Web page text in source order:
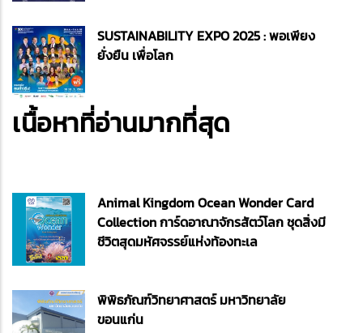
SUSTAINABILITY EXPO 2025 : พอเพียง
ยั่งยืน เพื่อโลก
เนื้อหาที่อ่านมากที่สุด
Animal Kingdom Ocean Wonder Card
Collection การ์ดอาณาจักรสัตว์โลก ชุดสิ่งมี
ชีวิตสุดมหัศจรรย์แห่งท้องทะเล
พิพิธภัณฑ์วิทยาศาสตร์ มหาวิทยาลัย
ขอนแก่น